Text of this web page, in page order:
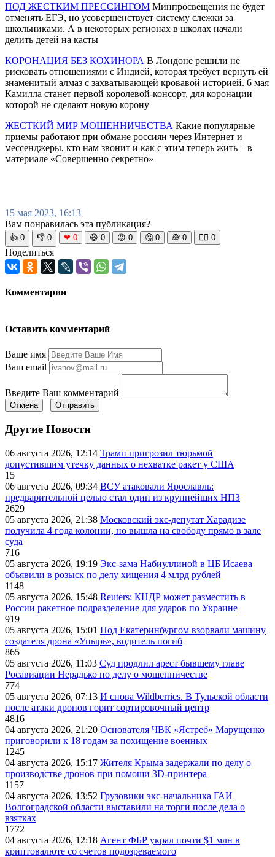
ПОД ЖЕСТКИМ ПРЕССИНГОМ Минпросвещения не будет
отменять ЕГЭ, но усовершенствует систему слежки за
школьниками. А в некоторых регионах в школах начали
делить детей на касты
КОРОНАЦИЯ БЕЗ КОХИНОРА В Лондоне решили не
рисковать отношениями с Индией, которая требует вернуть ей
знаменитый алмаз с захватывающей кровавой историей. 6 мая
Камилла станет первой королевой-консорт, для коронации
которой не сделают новую корону
ЖЕСТКИЙ МИР МОШЕННИЧЕСТВА Какие популярные
приемы работают при обмане россиян через Интернет и
мессенджеры, кто нам звонит и как с этим теперь жить – в
материале «Совершенно секретно»
15 мая 2023, 16:13
Вам понравилась эта публикация?
👍 0 👎 0 ❤ 0 😆 0 😡 0 🤔 0 🙈 0 🧘‍♀️ 0
Поделиться
Комментарии
Оставить комментарий
Ваше имя
Ваш email
Введите Ваш комментарий
Отмена Отправить
Другие Новости
06 августа 2026, 12:14 Трамп пригрозил тюрьмой
допустившим утечку данных о нехватке ракет у США
15
06 августа 2026, 09:34 ВСУ атаковали Ярославль:
предварительной целью стал один из крупнейших НПЗ
2629
05 августа 2026, 21:38 Московский экс-депутат Харадизе
получила 4 года колонии, но вышла на свободу прямо в зале
суда
716
05 августа 2026, 19:19 Экс-зама Набиуллиной в ЦБ Исаева
объявили в розыск по делу хищения 4 млрд рублей
1148
05 августа 2026, 15:48 Reuters: КНДР может разместить в
России ракетное подразделение для ударов по Украине
919
05 августа 2026, 15:01 Под Екатеринбургом взорвали машину
создателя дрона «Упырь», водитель погиб
865
05 августа 2026, 11:03 Суд продлил арест бывшему главе
Росавиации Нерадько по делу о мошенничестве
774
05 августа 2026, 07:13 И снова Wildberries. В Тульской области
после атаки дронов горит сортировочный центр
4816
04 августа 2026, 21:20 Основателя ЧВК «Ястреб» Марущенко
приговорили к 18 годам за похищение военных
1245
04 августа 2026, 15:17 Жителя Крыма задержали по делу о
производстве дронов при помощи 3D‑принтера
1157
04 августа 2026, 13:52 Грузовики экс-начальника ГАИ
Волгоградской области выставили на торги после дела о
взятках
1772
04 августа 2026, 12:18 Агент ФБР украл почти $1 млн в
криптовалюте со счетов подозреваемого